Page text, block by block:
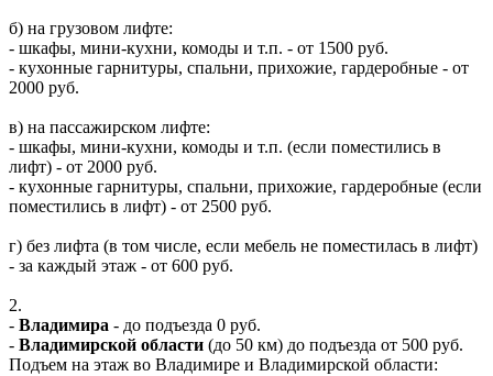
б) на грузовом лифте:
- шкафы, мини-кухни, комоды и т.п. - от 1500 руб.
- кухонные гарнитуры, спальни, прихожие, гардеробные - от
2000 руб.
в) на пассажирском лифте:
- шкафы, мини-кухни, комоды и т.п. (если поместились в
лифт) - от 2000 руб.
- кухонные гарнитуры, спальни, прихожие, гардеробные (если
поместились в лифт) - от 2500 руб.
г) без лифта (в том числе, если мебель не поместилась в лифт)
- за каждый этаж - от 600 руб.
2.
- Владимира - до подъезда 0 руб.
- Владимирской области (до 50 км) до подъезда от 500 руб.
Подъем на этаж во Владимире и Владимирской области: